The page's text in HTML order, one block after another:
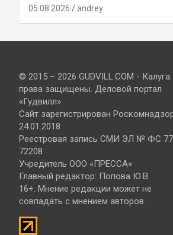
05.08.2026 andrey
© 2015 – 2026 GUDVILL.COM -
права защищены. Деловой портал
«Гудвилл»
Сайт зарегистрирован
24.01.2018
Реестровая запись СМИ ЭЛ № ФС
72208
Учредитель ООО «ПРЕССА»
Главный редактор: Попова Ю.В.
16+. Мнение редакции может не
совпадать с мнением авторов.